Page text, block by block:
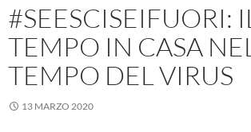
#SEESCISEIFUORI: IL
TEMPO IN CASA NEL
TEMPO DEL VIRUS
13 MARZO 2020